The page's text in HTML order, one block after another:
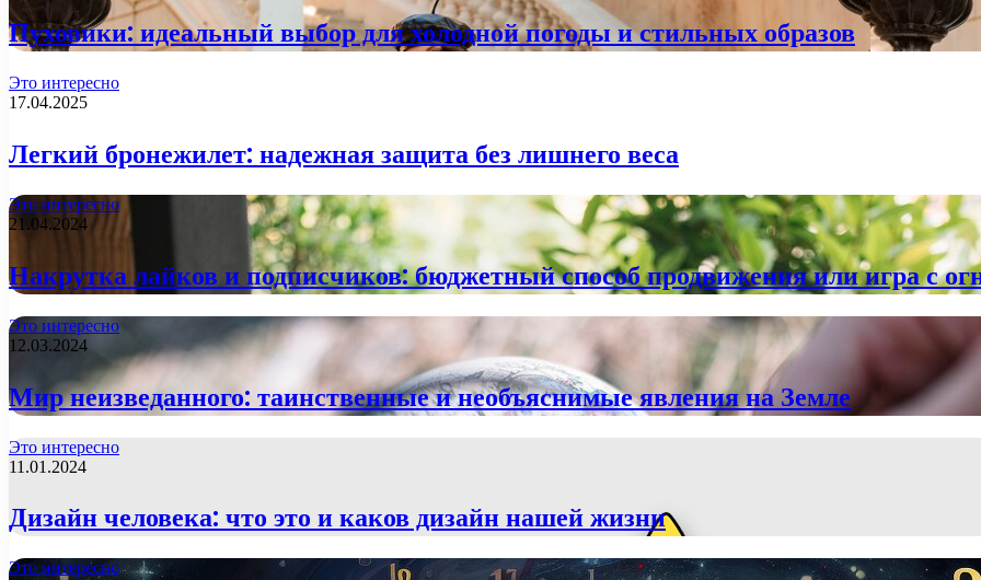
Пуховики: идеальный выбор для холодной погоды и стильных образов
Это интересно
17.04.2025
Легкий бронежилет: надежная защита без лишнего веса
Это интересно
21.04.2024
Накрутка лайков и подписчиков: бюджетный способ продвижения или игра с
Это интересно
12.03.2024
Мир неизведанного: таинственные и необъяснимые явления на Земле
Это интересно
11.01.2024
Дизайн человека: что это и каков дизайн нашей жизни
Это интересно